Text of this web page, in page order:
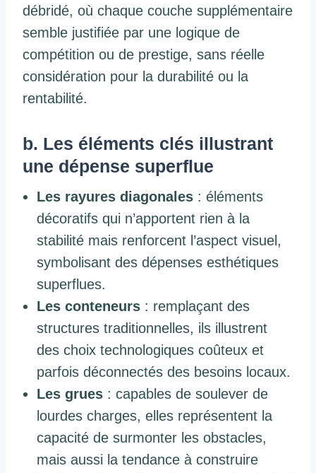
débridé, où chaque couche supplémentaire
semble justifiée par une logique de
compétition ou de prestige, sans réelle
considération pour la durabilité ou la
rentabilité.
b. Les éléments clés illustrant
une dépense superflue
Les rayures diagonales : éléments
décoratifs qui n’apportent rien à la
stabilité mais renforcent l’aspect visuel,
symbolisant des dépenses esthétiques
superflues.
Les conteneurs : remplaçant des
structures traditionnelles, ils illustrent
des choix technologiques coûteux et
parfois déconnectés des besoins locaux.
Les grues : capables de soulever de
lourdes charges, elles représentent la
capacité de surmonter les obstacles,
mais aussi la tendance à construire